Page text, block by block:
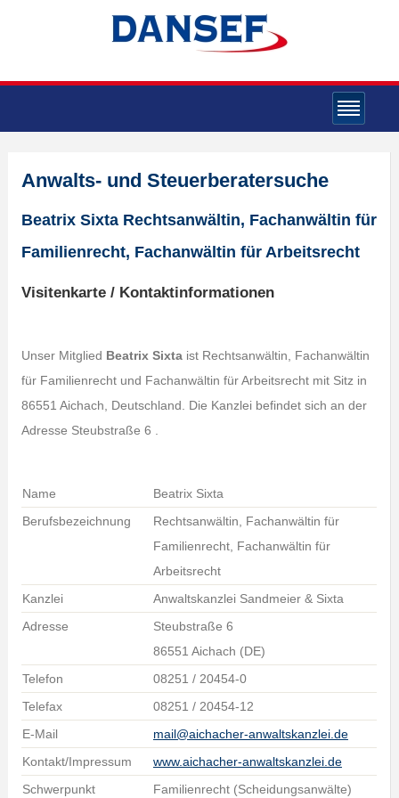
Anwalts- und Steuerberatersuche
Beatrix Sixta Rechtsanwältin, Fachanwältin für
Familienrecht, Fachanwältin für Arbeitsrecht
Visitenkarte / Kontaktinformationen
Unser Mitglied Beatrix Sixtaist Rechtsanwältin, Fachanwältin
für Familienrecht und Fachanwältin für Arbeitsrecht mit Sitz in
86551 Aichach, Deutschland. Die Kanzlei befindet sich an der
Adresse Steubstraße 6 .
Name
Beatrix Sixta
Berufsbezeichnung
Rechtsanwältin, Fachanwältin für
Familienrecht, Fachanwältin für
Arbeitsrecht
Kanzlei
Anwaltskanzlei Sandmeier & Sixta
Adresse
Steubstraße 6
86551 Aichach (DE)
Telefon
08251 / 20454-0
Telefax
08251 / 20454-12
E-Mail
mail@aichacher-anwaltskanzlei.de
Kontakt/Impressum
www.aichacher-anwaltskanzlei.de
Schwerpunkt
Familienrecht (Scheidungsanwälte)